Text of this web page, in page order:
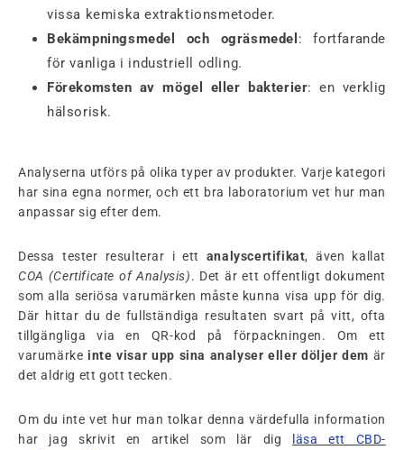
vissa kemiska extraktionsmetoder.
Bekämpningsmedel och ogräsmedel : fortfarande
för vanliga i industriell odling.
Förekomsten av mögel eller bakterier: en verklig
hälsorisk.
Analyserna utförs på olika typer av produkter. Varje kategori
har sina egna normer, och ett bra laboratorium vet hur man
anpassar sig efter dem.
Dessa tester resulterar i ett analyscertifikat, även kallat
COA (Certificate of Analysis). Det är ett offentligt dokument
som alla seriösa varumärken måste kunna visa upp för dig.
Där hittar du de fullständiga resultaten svart på vitt, ofta
tillgängliga via en QR-kod på förpackningen. Om ett
varumärkeinte visar upp sina analyser eller döljer dem är
det aldrig ett gott tecken.
Om du inte vet hur man tolkar denna värdefulla information
har jag skrivit en artikel som lär dig
läsa ett CBD-